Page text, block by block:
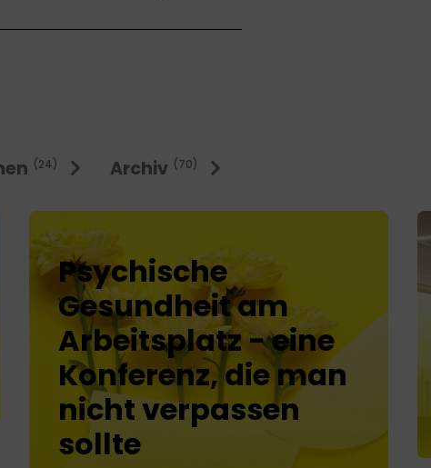
(24) Archiv (70)
Psychische
Gesundheit am
Arbeitsplatz - eine
Konferenz, die man
nicht verpassen
sollte